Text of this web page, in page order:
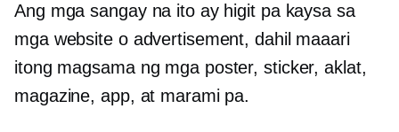
Ang mga sangay na ito ay higit pa kaysa sa
mga website o advertisement, dahil maaari
itong magsama ng mga poster, sticker, aklat,
magazine, app, at marami pa.